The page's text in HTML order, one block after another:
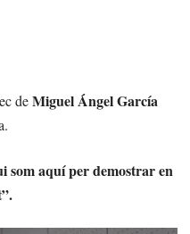
deMiguel Ángel García
som aquí per demostrar en